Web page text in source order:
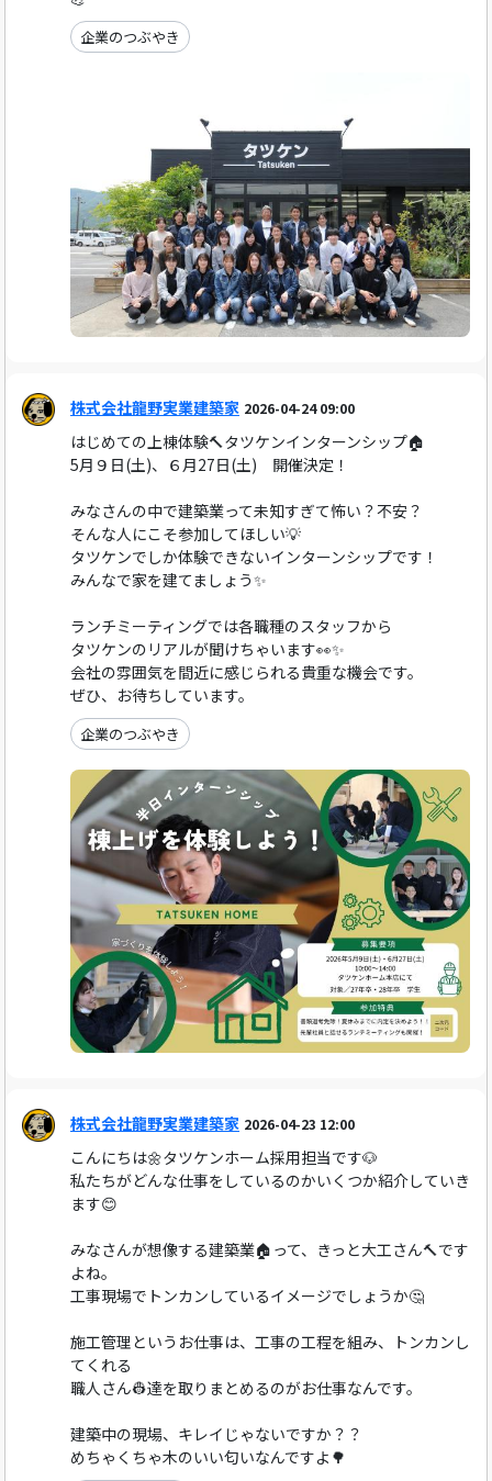
企業のつぶやき
株式会社龍野実業建築家 2026-04-24 09:00
はじめての上棟体験🔨タツケンインターンシップ🏠
5月９日(土)、６月27日(土) 開催決定！
みなさんの中で建築業って未知すぎて怖い？不安？
そんな人にこそ参加してほしい💡
タツケンでしか体験できないインターンシップです！
みんなで家を建てましょう✨
ランチミーティングでは各職種のスタッフから
タツケンのリアルが聞けちゃいます👀✨
会社の雰囲気を間近に感じられる貴重な機会です。
ぜひ、お待ちしています。
企業のつぶやき
株式会社龍野実業建築家 2026-04-23 12:00
こんにちは🌼タツケンホーム採用担当です🐶
私たちがどんな仕事をしているのかいくつか紹介していき
ます😊
みなさんが想像する建築業🏠って、きっと大工さん🔨です
よね。
工事現場でトンカンしているイメージでしょうか🤔
施工管理というお仕事は、工事の工程を組み、トンカンし
てくれる
職人さん👷達を取りまとめるのがお仕事なんです。
建築中の現場、キレイじゃないですか？？
めちゃくちゃ木のいい匂いなんですよ🌳